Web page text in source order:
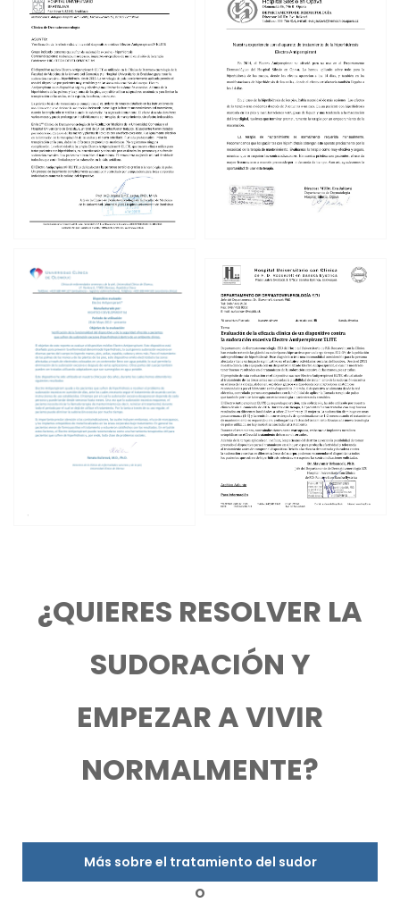
¿QUIERES RESOLVER LA
SUDORACIÓN Y
EMPEZAR A VIVIR
NORMALMENTE?
Más sobre el tratamiento del sudor
O